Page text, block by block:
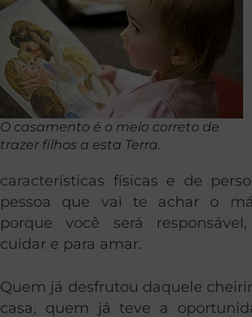
O casamento é o meio correto de
trazer filhos a esta Terra.
características físicas e de
pessoa que vai te achar o
porque você será
cuidar e para amar.
Quem já desfrutou daquele
casa, quem já teve a